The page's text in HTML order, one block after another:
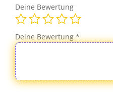
Text
Menge
Deine Bewertung
Deine Bewertung*